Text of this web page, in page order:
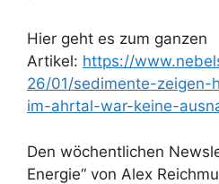
Hier geht es zum ganzen
Artikel: https://
26/01/sedimente-zeigen-
im-ahrtal-war-keine-
Den wöchentlichen
Energie“ von Alex